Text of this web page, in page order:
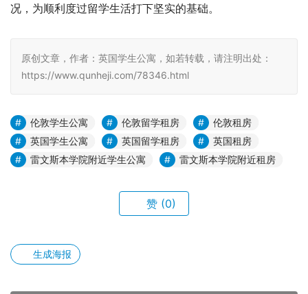
况，为顺利度过留学生活打下坚实的基础。
原创文章，作者：英国学生公寓，如若转载，请注明出处：
https://www.qunheji.com/78346.html
伦敦学生公寓 伦敦留学租房
伦敦租房
英国学生公寓
英国留学租房
英国租房
雷文斯本学院附近学生公寓
雷文斯本学院附近租房
赞 (0)
生成海报